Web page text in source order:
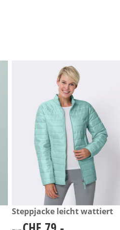
Preis: CHF 69.-
CHF 79.-
Steppjacke leicht wattiert
CHF 79.-